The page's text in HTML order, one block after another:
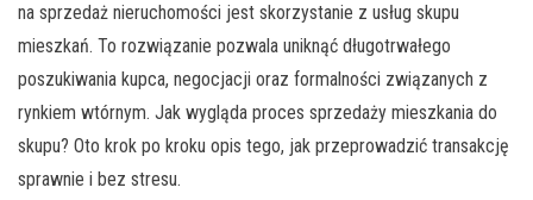
na sprzedaż nieruchomości jest skorzystanie z usług skupu
mieszkań. To rozwiązanie pozwala uniknąć długotrwałego
poszukiwania kupca, negocjacji oraz formalności związanych z
rynkiem wtórnym. Jak wygląda proces sprzedaży mieszkania do
skupu? Oto krok po kroku opis tego, jak przeprowadzić transakcję
sprawnie i bez stresu.